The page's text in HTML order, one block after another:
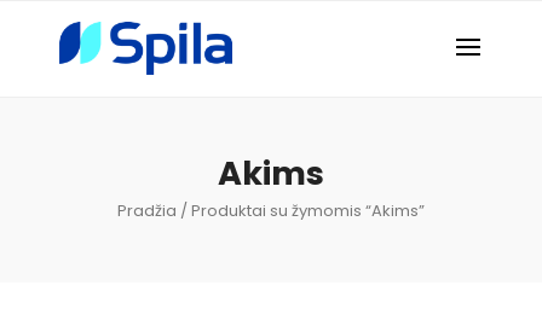
Akims
Pradžia / Produktai su žymomis “Akims”